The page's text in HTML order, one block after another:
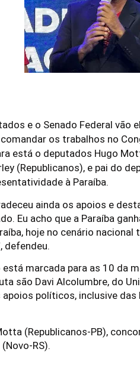
e o Senado Federal vão
os trabalhos no
está o deputados Hugo
(Republicanos), e pai do
à Paraíba.
ainda os apoios e
Eu acho que a Paraíba
hoje no cenário
defendeu.
está marcada para as 10 da
são Davi Alcolumbre, do
políticos, inclusive
(Republicanos-PB),
RS).